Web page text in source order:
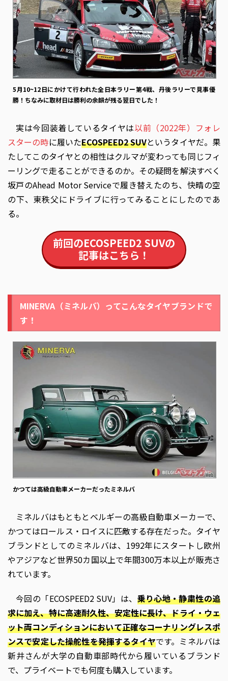
5月10~12日にかけて行われた全日本ラリー第4戦、丹後ラリーで見事優
勝！ちなみに取材日は勝利の余韻が残る翌日でした！
実は今回装着しているタイヤは以前（2022年）フォレ
スターの時に履いたECOSPEED2 SUVというタイヤだ。果
たしてこのタイヤとの相性はクルマが変わっても同じフィ
ーリングで走ることができるのか。その疑問を解決すべく
坂戸のAhead Motor Serviceで履き替えたのち、快晴の空
の下、東秩父にドライブに行ってみることにしたのであ
る。
前回のECOSPEED2 SUVの
記事はこちら！
MINERVA（ミネルバ）ってこんなタイヤブランドで
す！
かつては高級自動車メーカーだったミネルバ
ミネルバはもともとベルギーの高級自動車メーカーで、
かつてはロールス・ロイスに匹敵する存在だった。タイヤ
ブランドとしてのミネルバは、1992年にスタートし欧州
やアジアなど世界50カ国以上で年間300万本以上が販売さ
れています。
今回の「ECOSPEED2 SUV」は、 乗り心地・静粛性の追
求に加え、特に高速耐久性、安定性に長け、ドライ・ウェ
ット両コンディションにおいて正確なコーナリングレスポ
ンスで安定した操舵性を発揮するタイヤです。ミネルバは
新井さんが大学の自動車部時代から履いているブランド
で、プライベートでも何度も購入しています。